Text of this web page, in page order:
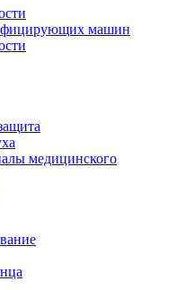
машин
медицинского